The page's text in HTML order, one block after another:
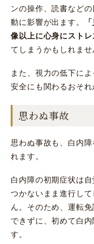
ンの操作、読書など
動に影響が出ます。
像以上に心身にスト
てしまうかもしれませ
また、視力の低下に
安全にも関わるおそれ
思わぬ事故
思わぬ事故も、白内
れます。
白内障の初期症状は
つかないまま進行し
ん。そのため、運転
できずに、初めて白
す。